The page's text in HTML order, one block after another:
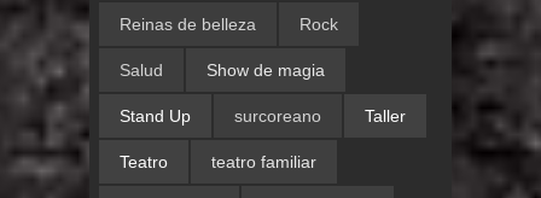
Reinas de belleza Rock
Salud Show de magia
Stand Up surcoreano Taller
Teatro teatro familiar